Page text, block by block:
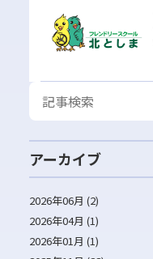
アーカイブ
2026年06月 (2)
2026年04月 (1)
2026年01月 (1)